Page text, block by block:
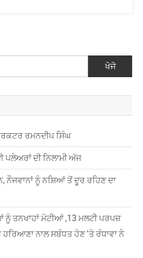
ਖੋਜੋ
ਰਮਨਦੀਪ ਸਿੰਘ
ਦੀ ਨਿਲਾਮੀ ਅੱਜ
ਨੌਜਵਾਨਾਂ ਨੂੰ ਨਸ਼ਿਆਂ ਤੋਂ ਦੂਰ ਰਹਿਣ ਦਾ
ਤਨਖਾਹਾਂ ਮੋਟੀਆਂ ,13 ਮਲਟੀ ਪਰਪਜ਼
ਨਾਲ ਸਬੰਧਤ ਹੋਣ ’ਤੇ ਰੰਧਾਵਾ ਨੇ